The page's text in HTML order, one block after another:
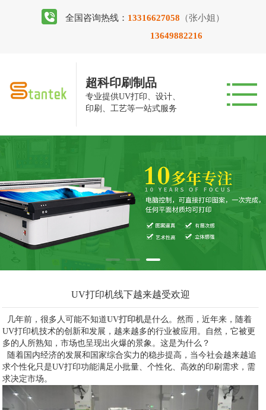
全国咨询热线： 13316627058 （张小姐）
13649882216
超科印刷制品
专业提供UV打印、设计、
印刷、工艺等一站式服务
UV打印机线下越来越受欢迎
几年前，很多人可能不知道UV打印机是什么。然而，近年来，随着
UV打印机技术的创新和发展，越来越多的行业被应用。自然，它被更
多的人所熟知，市场也呈现出火爆的景象。这是为什么？
随着国内经济的发展和国家综合实力的稳步提高，当今社会越来越追
求个性化只是UV打印功能满足小批量、个性化、高效的印刷需求，需
求决定市场。